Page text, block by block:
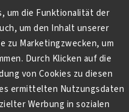
um die Funktionalität der
um den Inhalt unserer
zu Marketingzwecken, um
Durch Klicken auf die
von Cookies zu diesen
ermittelten Nutzungsdaten
Werbung in sozialen